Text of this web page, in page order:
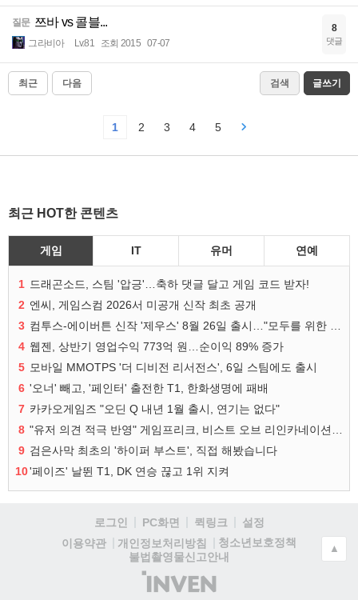
질문 쯔바 vs 콜블...
그라비아 Lv.81 조회 2015 07-07
8
댓글
최근 다음 검색 글쓰기
1 2 3 4 5
최근 HOT한 콘텐츠
게임 IT 유머 연예
1 드래곤소드, 스팀 '압긍'…축하 댓글 달고 게임 코드 받자!
2 엔씨, 게임스컴 2026서 미공개 신작 최초 공개
3
4 웹젠, 상반기 영업수익 773억 원…순이익 89% 증가
5 모바일 MMOTPS '더 디비전 리서전스', 6일 스팀에도 출시
6 '오너' 빼고, '페인터' 출전한 T1, 한화생명에 패배
7 카카오게임즈 "오딘 Q 내년 1월 출시, 연기는 없다"
8
9 검은사막 최초의 '하이퍼 부스트', 직접 해봤습니다
10'페이즈' 날뛴 T1, DK 연승 끊고 1위 지켜
로그인 PC화면 퀵링크
설정
이용약관
개인정보처리방침
청소년보호정책
불법촬영물신고안내
(주)
인
▲